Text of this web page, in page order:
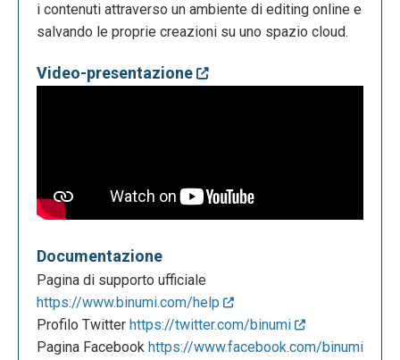
i contenuti attraverso un ambiente di editing online e
salvando le proprie creazioni su uno spazio cloud.
Video-presentazione
Documentazione
Pagina di supporto ufficiale
https://www.binumi.com/help
Profilo Twitter https://twitter.com/binumi
Pagina Facebook https://www.facebook.com/binumi